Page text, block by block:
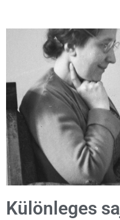
Különleges